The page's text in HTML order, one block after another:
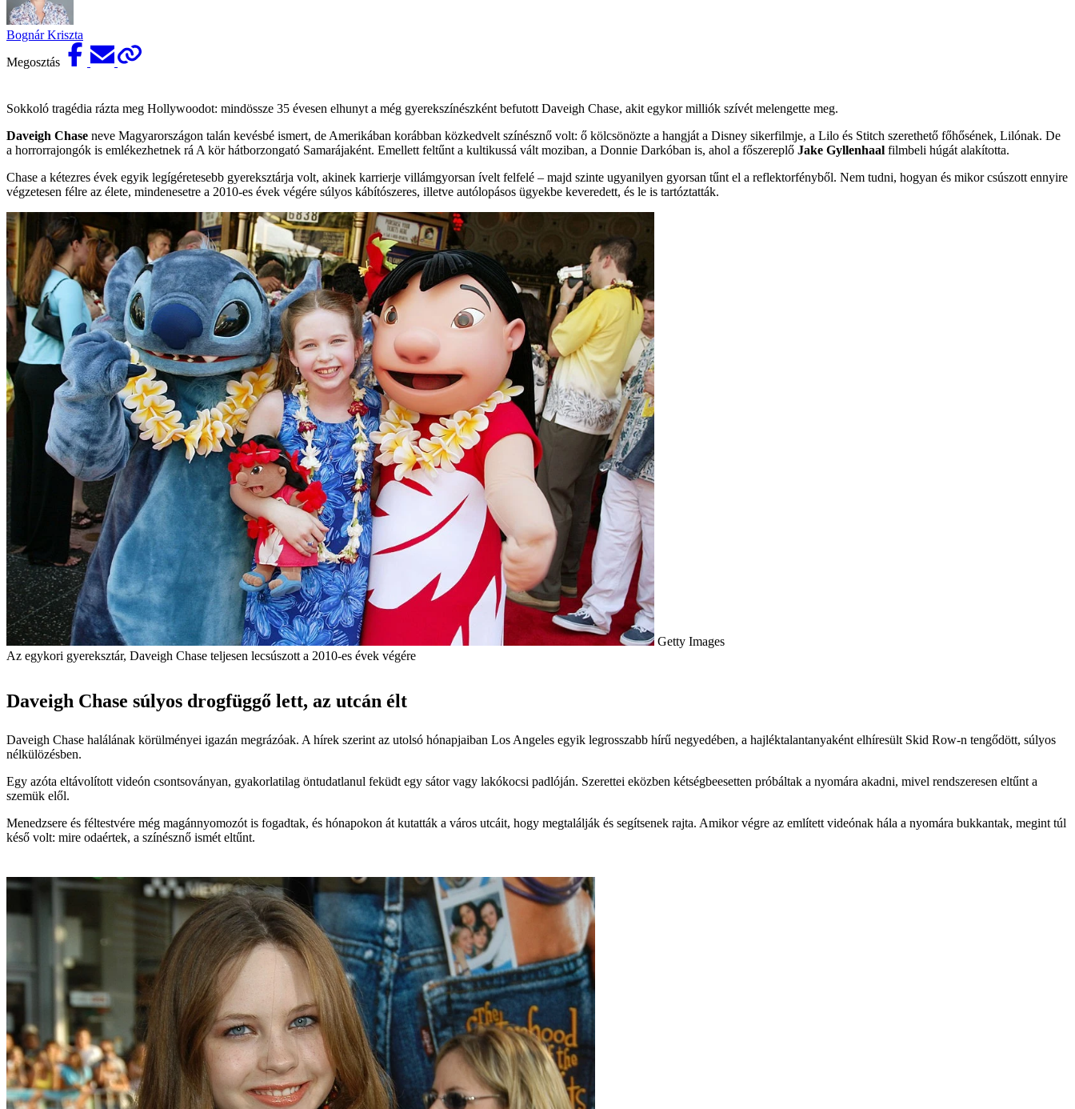
Bognár Kriszta
Megosztás
Sokkoló tragédia rázta meg Hollywoodot: mindössze 35 évesen elhunyt a még gyerekszínészként befutott Daveigh Chase, akit egykor milliók szívét melengette meg.
Daveigh Chase neve Magyarországon talán kevésbé ismert, de Amerikában korábban közkedvelt színésznő volt: ő kölcsönözte a hangját a Disney sikerfilmje, a Lilo és Stitch szerethető főhősének, Lilónak. De
a horrorrajongók is emlékezhetnek rá A kör hátborzongató Samarájaként. Emellett feltűnt a kultikussá vált moziban, a Donnie Darkóban is, ahol a főszereplő Jake Gyllenhaal filmbeli húgát alakította.
Chase a kétezres évek egyik legígéretesebb gyereksztárja volt, akinek karrierje villámgyorsan ívelt felfelé – majd szinte ugyanilyen gyorsan tűnt el a reflektorfényből. Nem tudni, hogyan és mikor csúszott ennyire
végzetesen félre az élete, mindenesetre a 2010-es évek végére súlyos kábítószeres, illetve autólopásos ügyekbe keveredett, és le is tartóztatták.
Getty Images
Az egykori gyereksztár, Daveigh Chase teljesen lecsúszott a 2010-es évek végére
Daveigh Chase súlyos drogfüggő lett, az utcán élt
Daveigh Chase halálának körülményei igazán megrázóak. A hírek szerint az utolsó hónapjaiban Los Angeles egyik legrosszabb hírű negyedében, a hajléktalantanyaként elhíresült Skid Row-n tengődött, súlyos
nélkülözésben.
Egy azóta eltávolított videón csontsoványan, gyakorlatilag öntudatlanul feküdt egy sátor vagy lakókocsi padlóján. Szerettei eközben kétségbeesetten próbáltak a nyomára akadni, mivel rendszeresen eltűnt a
szemük elől.
Menedzsere és féltestvére még magánnyomozót is fogadtak, és hónapokon át kutatták a város utcáit, hogy megtalálják és segítsenek rajta. Amikor végre az említett videónak hála a nyomára bukkantak, megint túl
késő volt: mire odaértek, a színésznő ismét eltűnt.